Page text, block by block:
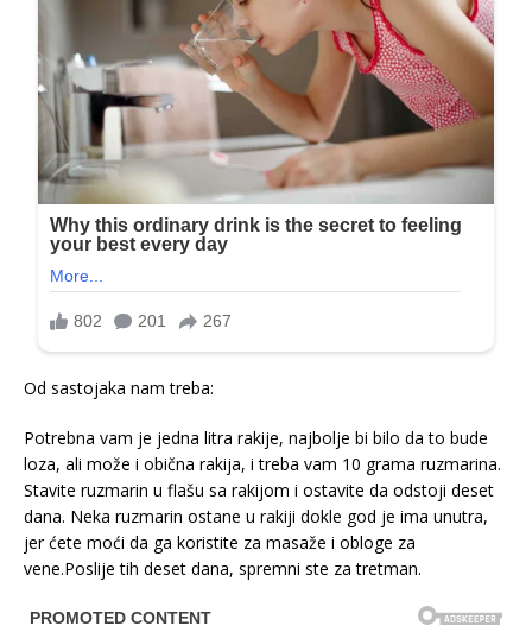
Od sastojaka nam treba:
Potrebna vam je jedna litra rakije, najbolje bi bilo da to bude
loza, ali može i obična rakija, i treba vam 10 grama ruzmarina.
Stavite ruzmarin u flašu sa rakijom i ostavite da odstoji deset
dana. Neka ruzmarin ostane u rakiji dokle god je ima unutra,
jer ćete moći da ga koristite za masaže i obloge za
vene.Poslije tih deset dana, spremni ste za tretman.